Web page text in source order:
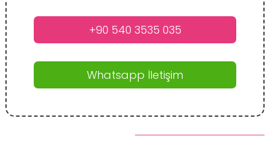
+90 540 3535 035
Whatsapp İletişim